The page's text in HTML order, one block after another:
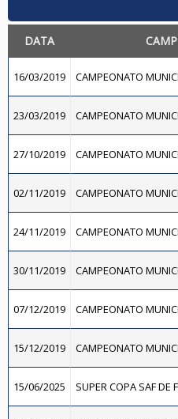
DATA
16/03/2019 CAMPEONATO
23/03/2019 CAMPEONATO
27/10/2019 CAMPEONATO
02/11/2019 CAMPEONATO
24/11/2019 CAMPEONATO
30/11/2019 CAMPEONATO
07/12/2019 CAMPEONATO
15/12/2019 CAMPEONATO
15/06/2025 SUPER COPA SAF DE